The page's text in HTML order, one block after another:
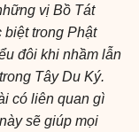
vị Bồ Tát
biệt trong Phật
đôi khi nhầm lẫn
Tây Du Ký.
có liên quan gì
sẽ giúp mọi